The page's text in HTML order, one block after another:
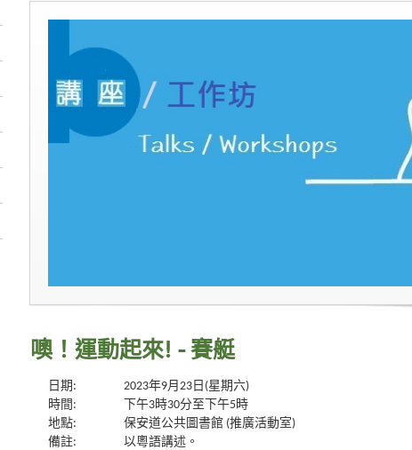
噢！運動起來! - 賽艇
日期:
2023年9月23日(星期六)
時間:
下午3時30分至下午5時
地點:
保安道公共圖書館 (推廣活動室)
備註:
以粵語講述。